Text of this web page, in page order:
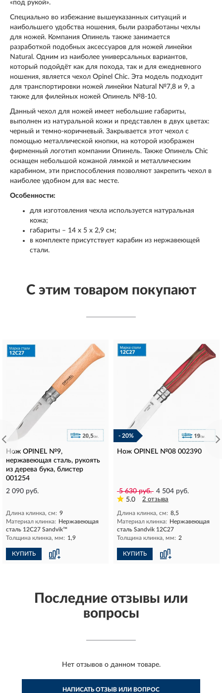
«под рукой».
Специально во избежание вышеуказанных ситуаций и
наибольшего удобства ношения, были разработаны чехлы
для ножей. Компания Опинель также занимается
разработкой подобных аксессуаров для ножей линейки
Natural. Одним из наиболее универсальных вариантов,
который подойдёт как для похода, так и для ежедневного
ношения, является чехол Opinel Chic. Эта модель подходит
для транспортировки ножей линейки Natural №7,8 и 9, а
также для филейных ножей Опинель №8-10.
Данный чехол для ножей имеет небольшие габариты,
выполнен из натуральной кожи и представлен в двух цветах:
черный и темно-коричневый. Закрывается этот чехол с
помощью металлической кнопки, на которой изображен
фирменный логотип компании Опинель. Также Опинель Chic
оснащен небольшой кожаной лямкой и металлическим
карабином, эти приспособления позволяют закрепить чехол в
наиболее удобном для вас месте.
Особенности:
для изготовления чехла используется натуральная
кожа;
габариты – 14 х 5 х 2,9 см;
в комплекте присутствует карабин из нержавеющей
стали.
С этим товаром покупают
Нож OPINEL №9,
нержавеющая сталь, рукоять
из дерева бука, блистер
001254
2 090 руб.
Длина клинка, см: 9
Материал клинка: Нержавеющая
сталь 12С27 Sandvik™
Толщина клинка, мм: 1,9
КУПИТЬ
- 20%
Нож OPINEL №08 002390
5 630 руб. 4 504 руб.
5.0
2 отзыва
Длина клинка, см: 8,5
Материал клинка: Нержавеющая
сталь Sandvik 12C27
Толщина клинка, мм: 2
КУПИТЬ
Последние отзывы или
вопросы
Нет отзывов о данном товаре.
НАПИСАТЬ ОТЗЫВ ИЛИ ВОПРОС